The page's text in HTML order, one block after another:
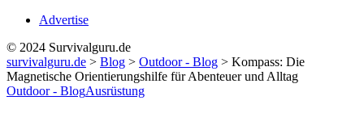
Advertise
© 2024 Survivalguru.de
survivalguru.de > Blog > Outdoor - Blog > Kompass: Die
Magnetische Orientierungshilfe für Abenteuer und Alltag
Outdoor - BlogAusrüstung